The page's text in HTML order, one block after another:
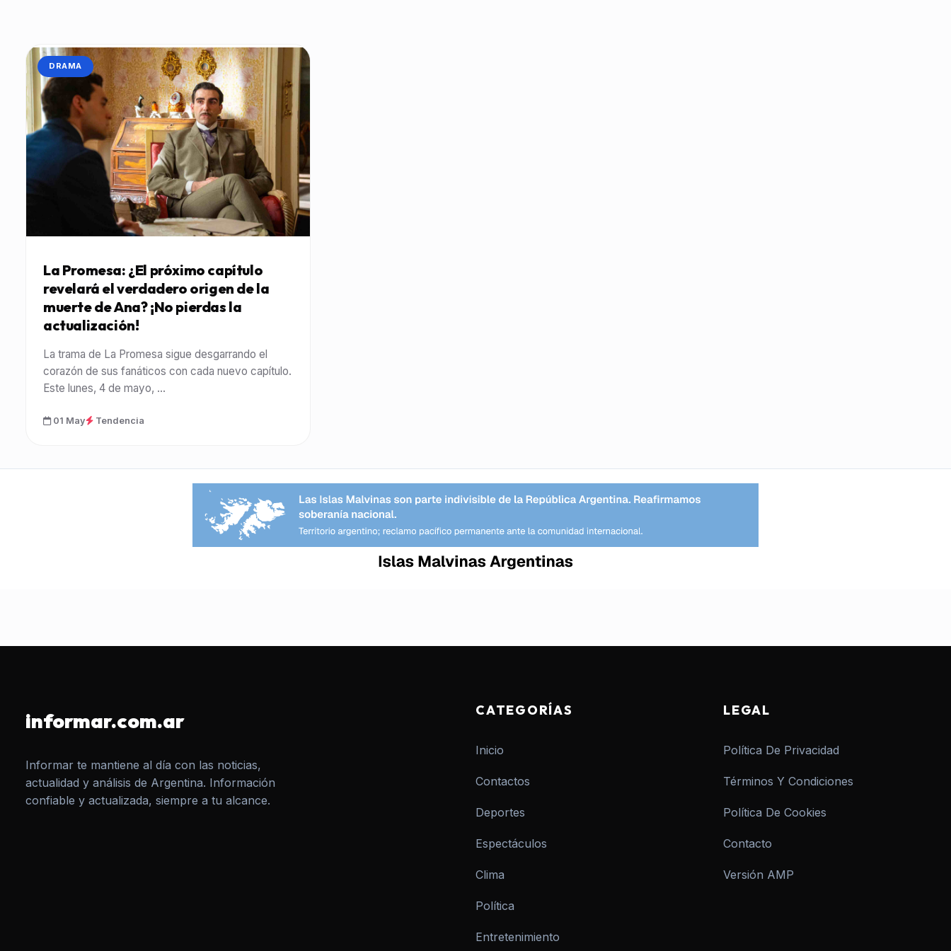
CATEGORÍA:
DRAMA
La Promesa: ¿El próximo capítulo
revelará el verdadero origen de la
muerte de Ana? ¡No pierdas la
actualización!
La trama de La Promesa sigue desgarrando el
corazón de sus fanáticos con cada nuevo capítulo.
Este lunes, 4 de mayo, ...
01 May Tendencia
informar.com.ar
Informar te mantiene al día con las noticias,
actualidad y análisis de Argentina. Información
confiable y actualizada, siempre a tu alcance.
CATEGORÍAS
Inicio
Contactos
Deportes
Espectáculos
Clima
Política
Entretenimiento
LEGAL
Política De Privacidad
Términos Y Condiciones
Política De Cookies
Contacto
Versión AMP